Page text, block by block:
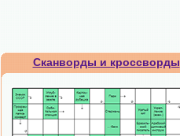
Сканворды и кроссворды